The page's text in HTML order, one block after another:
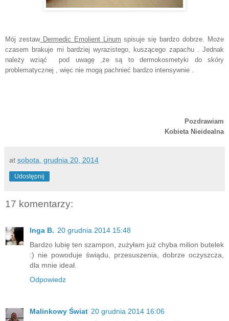
Mój zestawDermedic Emolient Linum spisuje się bardzo dobrze. Może
czasem brakuje mi bardziej wyrazistego, kuszącego zapachu . Jednak
należy wziąć pod uwagę ,że są to dermokosmetyki do skóry
problematycznej , więc nie mogą pachnieć bardzo intensywnie .
Pozdrawiam
Kobieta Nieidealna
at sobota, grudnia 20, 2014
Udostępnij
17 komentarzy:
Inga B. 20 grudnia 2014 15:48
Bardzo lubię ten szampon, zużyłam już chyba milion butelek
:) nie powoduje świądu, przesuszenia, dobrze oczyszcza,
dla mnie ideał.
Odpowiedz
Malinkowy Świat 20 grudnia 2014 16:06